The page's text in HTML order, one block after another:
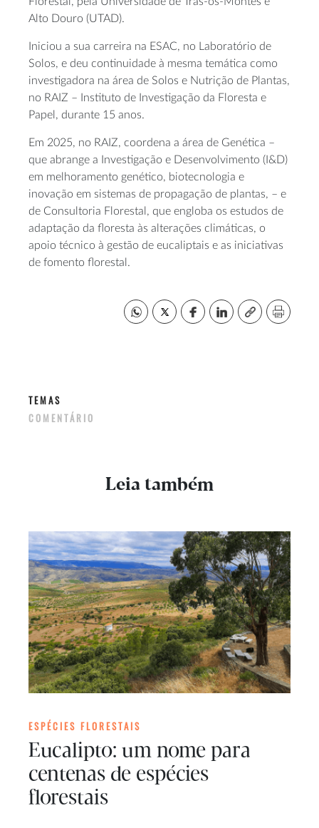
Alto Douro (UTAD).
Iniciou a sua carreira na ESAC, no Laboratório de
Solos, e deu continuidade à mesma temática como
investigadora na área de Solos e Nutrição de Plantas,
no RAIZ – Instituto de Investigação da Floresta e
Papel, durante 15 anos.
Em 2025, no RAIZ, coordena a área de Genética –
que abrange a Investigação e Desenvolvimento (I&D)
em melhoramento genético, biotecnologia e
inovação em sistemas de propagação de plantas, – e
de Consultoria Florestal, que engloba os estudos de
adaptação da floresta às alterações climáticas, o
apoio técnico à gestão de eucaliptais e as iniciativas
de fomento florestal.
TEMAS
COMENTÁRIO
Leia também
ESPÉCIES FLORESTAIS
Eucalipto: um nome para
centenas de espécies
florestais